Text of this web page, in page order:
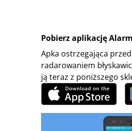
Pobierz aplikację
Apka ostrzegająca
radarowaniem
ją teraz z poniższego